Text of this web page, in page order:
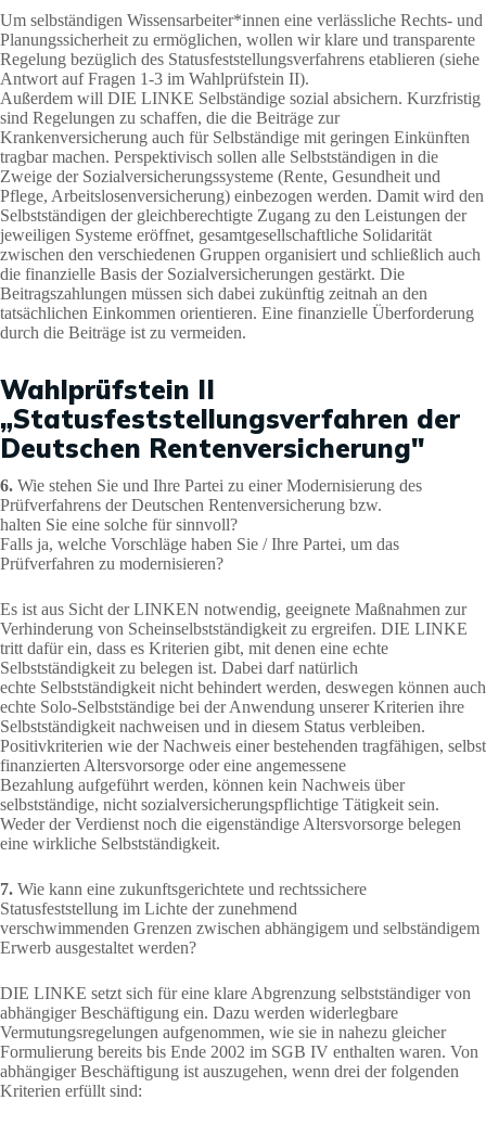
Um selbständigen Wissensarbeiter*innen eine verlässliche Rechts- und
Planungssicherheit zu ermöglichen, wollen wir klare und transparente
Regelung bezüglich des Statusfeststellungsverfahrens etablieren (siehe
Antwort auf Fragen 1-3 im Wahlprüfstein II).
Außerdem will DIE LINKE Selbständige sozial absichern. Kurzfristig
sind Regelungen zu schaffen, die die Beiträge zur
Krankenversicherung auch für Selbständige mit geringen Einkünften
tragbar machen. Perspektivisch sollen alle Selbstständigen in die
Zweige der Sozialversicherungssysteme (Rente, Gesundheit und
Pflege, Arbeitslosenversicherung) einbezogen werden. Damit wird den
Selbstständigen der gleichberechtigte Zugang zu den Leistungen der
jeweiligen Systeme eröffnet, gesamtgesellschaftliche Solidarität
zwischen den verschiedenen Gruppen organisiert und schließlich auch
die finanzielle Basis der Sozialversicherungen gestärkt. Die
Beitragszahlungen müssen sich dabei zukünftig zeitnah an den
tatsächlichen Einkommen orientieren. Eine finanzielle Überforderung
durch die Beiträge ist zu vermeiden.
Wahlprüfstein II
„Statusfeststellungsverfahren der
Deutschen Rentenversicherung"
6. Wie stehen Sie und Ihre Partei zu einer Modernisierung des
Prüfverfahrens der Deutschen Rentenversicherung bzw.
halten Sie eine solche für sinnvoll?
Falls ja, welche Vorschläge haben Sie / Ihre Partei, um das
Prüfverfahren zu modernisieren?
Es ist aus Sicht der LINKEN notwendig, geeignete Maßnahmen zur
Verhinderung von Scheinselbstständigkeit zu ergreifen. DIE LINKE
tritt dafür ein, dass es Kriterien gibt, mit denen eine echte
Selbstständigkeit zu belegen ist. Dabei darf natürlich
echte Selbstständigkeit nicht behindert werden, deswegen können auch
echte Solo-Selbstständige bei der Anwendung unserer Kriterien ihre
Selbstständigkeit nachweisen und in diesem Status verbleiben.
Positivkriterien wie der Nachweis einer bestehenden tragfähigen, selbst
finanzierten Altersvorsorge oder eine angemessene
Bezahlung aufgeführt werden, können kein Nachweis über
selbstständige, nicht sozialversicherungspflichtige Tätigkeit sein.
Weder der Verdienst noch die eigenständige Altersvorsorge belegen
eine wirkliche Selbstständigkeit.
7. Wie kann eine zukunftsgerichtete und rechtssichere
Statusfeststellung im Lichte der zunehmend
verschwimmenden Grenzen zwischen abhängigem und selbständigem
Erwerb ausgestaltet werden?
DIE LINKE setzt sich für eine klare Abgrenzung selbstständiger von
abhängiger Beschäftigung ein. Dazu werden widerlegbare
Vermutungsregelungen aufgenommen, wie sie in nahezu gleicher
Formulierung bereits bis Ende 2002 im SGB IV enthalten waren. Von
abhängiger Beschäftigung ist auszugehen, wenn drei der folgenden
Kriterien erfüllt sind: